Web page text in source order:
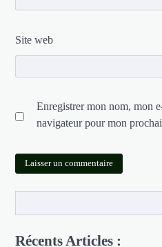
Site web
Enregistrer mon nom, mon
navigateur pour mon
Récents Articles :